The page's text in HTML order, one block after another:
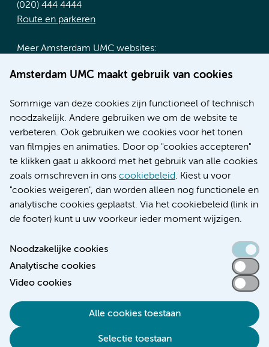
Amsterdam UMC maakt gebruik van cookies
Sommige van deze cookies zijn functioneel of technisch
noodzakelijk. Andere gebruiken we om de website te
verbeteren. Ook gebruiken we cookies voor het tonen
van filmpjes en animaties. Door op "cookies accepteren"
te klikken gaat u akkoord met het gebruik van alle cookies
zoals omschreven in ons cookiebeleid. Kiest u voor
"cookies weigeren", dan worden alleen nog functionele en
analytische cookies geplaatst. Via het cookiebeleid (link in
de footer) kunt u uw voorkeur ieder moment wijzigen.
Noodzakelijke cookies
Analytische cookies
Video cookies
Alle cookies toestaan
Selectie toestaan
(020) 444 4444
Route en parkeren
Meer Amsterdam UMC websites:
Werken bij Amsterdam UMC
Nieuws
Research
Educatie locatie AMC
Educatie locatie VUmc
Verwijzen & diagnostiek
Toegankelijkheidsverklaring
Cookieverklaring